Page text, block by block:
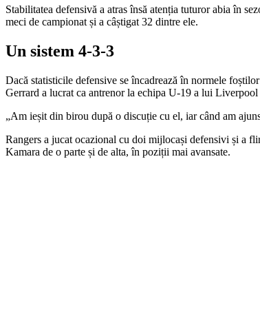
Stabilitatea defensivă a atras însă atenția tuturor abia în
meci de campionat și a câștigat 32 dintre ele.
Un sistem 4-3-3
Dacă statisticile defensive se încadrează în normele
Gerrard a lucrat ca antrenor la echipa U-19 a lui
„Am ieșit din birou după o discuție cu el, iar când am
Rangers a jucat ocazional cu doi mijlocași defensivi și a
Kamara de o parte și de alta, în poziții mai avansate.